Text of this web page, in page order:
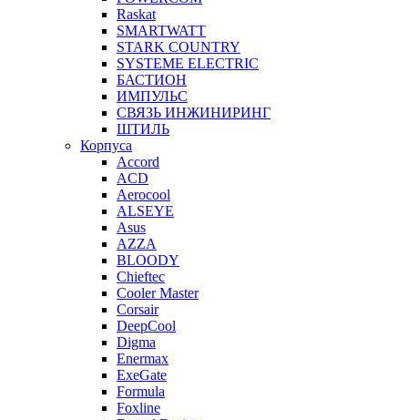
Raskat
SMARTWATT
STARK COUNTRY
SYSTEME ELECTRIC
БАСТИОН
ИМПУЛЬС
СВЯЗЬ ИНЖИНИРИНГ
ШТИЛЬ
Корпуса
Accord
ACD
Aerocool
ALSEYE
Asus
AZZA
BLOODY
Chieftec
Cooler Master
Corsair
DeepCool
Digma
Enermax
ExeGate
Formula
Foxline